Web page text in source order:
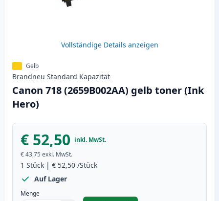
Vollständige Details anzeigen
Gelb
Brandneu Standard Kapazität
Canon 718 (2659B002AA) gelb toner (Ink
Hero)
€ 52,50 inkl. MwSt.
€ 43,75 exkl. MwSt.
1 Stück | € 52,50 /Stück
Auf Lager
Menge